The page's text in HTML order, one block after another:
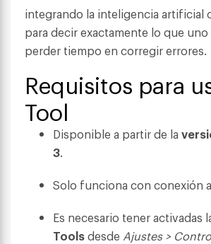
integrando la inteligencia artificial
para decir exactamente lo que
perder tiempo en corregir errores.
Requisitos para
Tool
Disponible a partir de la
3.
Solo funciona con conexión
Es necesario tener activadas
Toolsdesde Ajustes >